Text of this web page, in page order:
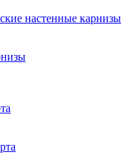
настенные карнизы